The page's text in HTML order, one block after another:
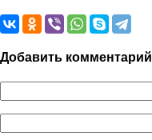
Добавить комментарий